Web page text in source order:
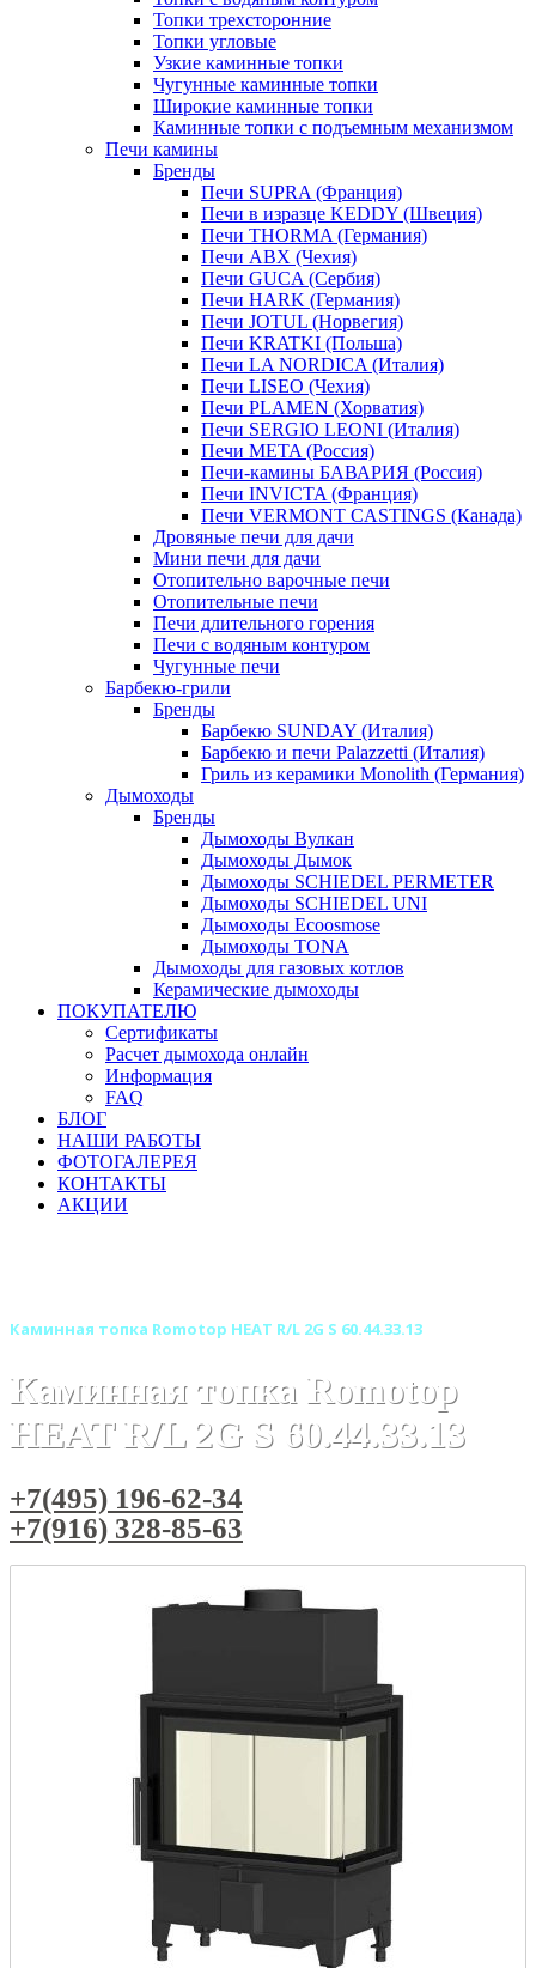
Топки трехсторонние
Топки угловые
Узкие каминные топки
Чугунные каминные топки
Широкие каминные топки
Каминные топки с подъемным механизмом
Печи камины
Бренды
Печи SUPRA (Франция)
Печи в изразце KEDDY (Швеция)
Печи THORMA (Германия)
Печи ABX (Чехия)
Печи GUCA (Сербия)
Печи HARK (Германия)
Печи JOTUL (Норвегия)
Печи KRATKI (Польша)
Печи LA NORDICA (Италия)
Печи LISEO (Чехия)
Печи PLAMEN (Хорватия)
Печи SERGIO LEONI (Италия)
Печи META (Россия)
Печи-камины БАВАРИЯ (Россия)
Печи INVICTA (Франция)
Печи VERMONT CASTINGS (Канада)
Дровяные печи для дачи
Мини печи для дачи
Отопительно варочные печи
Отопительные печи
Печи длительного горения
Печи с водяным контуром
Чугунные печи
Барбекю-грили
Бренды
Барбекю SUNDAY (Италия)
Барбекю и печи Palazzetti (Италия)
Гриль из керамики Monolith (Германия)
Дымоходы
Бренды
Дымоходы Вулкан
Дымоходы Дымок
Дымоходы SCHIEDEL PERMETER
Дымоходы SCHIEDEL UNI
Дымоходы Ecoosmose
Дымоходы TONA
Дымоходы для газовых котлов
Керамические дымоходы
ПОКУПАТЕЛЮ
Сертификаты
Расчет дымохода онлайн
Информация
FAQ
БЛОГ
НАШИ РАБОТЫ
ФОТОГАЛЕРЕЯ
КОНТАКТЫ
АКЦИИ
Каминная топка Romotop HEAT R/L 2G S 60.44.33.13
Каминная топка Romotop
HEAT R/L 2G S 60.44.33.13
+7(495) 196-62-34
+7(916) 328-85-63